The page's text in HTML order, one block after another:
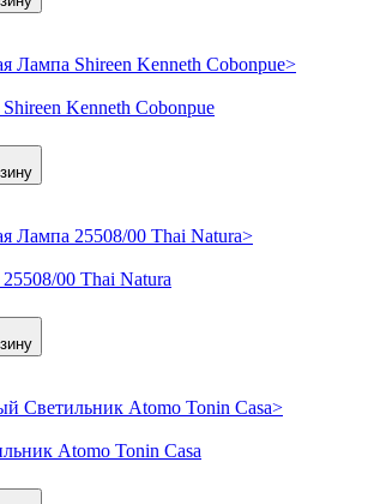
Kenneth Cobonpue
00 Thai Natura
Atomo Tonin Casa